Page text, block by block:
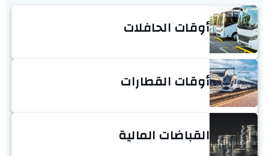
أوقات الحافلات
أوقات القطارات
القباضات المالية